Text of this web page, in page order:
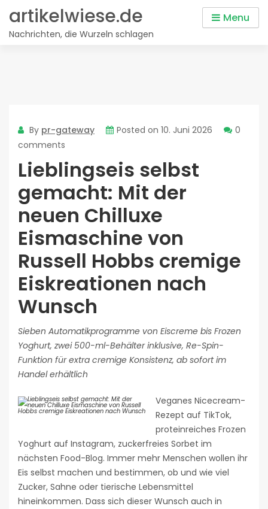
content
artikelwiese.de
Nachrichten, die Wurzeln schlagen
Menu
By pr-gateway Posted on 10. Juni 2026
0
comments
Lieblingseis selbst
gemacht: Mit der
neuen Chilluxe
Eismaschine von
Russell Hobbs cremige
Eiskreationen nach
Wunsch
Sieben Automatikprogramme von Eiscreme bis Frozen
Yoghurt, zwei 500-ml-Behälter inklusive, Re-Spin-
Funktion für extra cremige Konsistenz, ab sofort im
Handel erhältlich
Veganes Nicecream-
Rezept auf TikTok,
proteinreiches Frozen
Yoghurt auf Instagram, zuckerfreies Sorbet im
nächsten Food-Blog. Immer mehr Menschen wollen ihr
Eis selbst machen und bestimmen, ob und wie viel
Zucker, Sahne oder tierische Lebensmittel
hineinkommen. Dass sich dieser Wunsch auch in